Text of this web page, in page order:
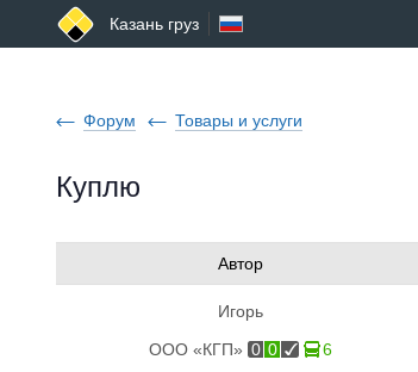
Казань груз
Форум Товары и услуги
Куплю
Автор
Игорь
ООО «КГП» 0 0
6